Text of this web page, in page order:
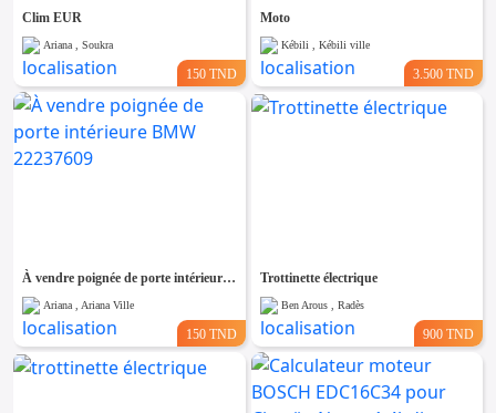
Clim EUR
Ariana , Soukra
150 TND
Moto
Kébili , Kébili ville
3.500 TND
À vendre poignée de porte intérieure BMW 22237609
Ariana , Ariana Ville
150 TND
Trottinette électrique
Ben Arous , Radès
900 TND